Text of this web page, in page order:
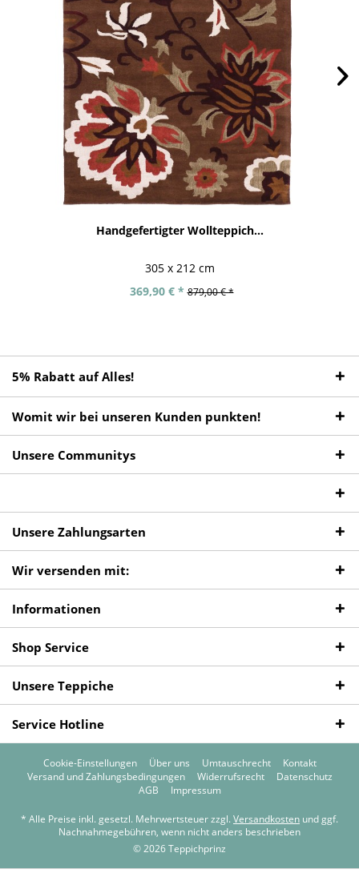
Handgefertigter Wollteppich...
305 x 212 cm
369,90 € * 879,00 € *
5% Rabatt auf Alles!
Womit wir bei unseren Kunden punkten!
Unsere Communitys
Unsere Zahlungsarten
Wir versenden mit:
Informationen
Shop Service
Unsere Teppiche
Service Hotline
Cookie-Einstellungen Über uns Umtauschrecht
Kontakt
Versand und Zahlungsbedingungen
Widerrufsrecht
Datenschutz
AGB
Impressum
* Alle Preise inkl. gesetzl. Mehrwertsteuer zzgl. Versandkosten und ggf.
Nachnahmegebühren, wenn nicht anders beschrieben
© 2026 Teppichprinz